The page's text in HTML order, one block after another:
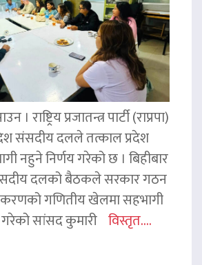
। राष्ट्रिय प्रजातन्त्र पार्टी (राप्रपा)
संसदीय दलले तत्काल प्रदेश
नहुने निर्णय गरेको छ । बिहीबार
दलको बैठकले सरकार गठन
गणितीय खेलमा सहभागी
सांसद कुमारी विस्तृत....